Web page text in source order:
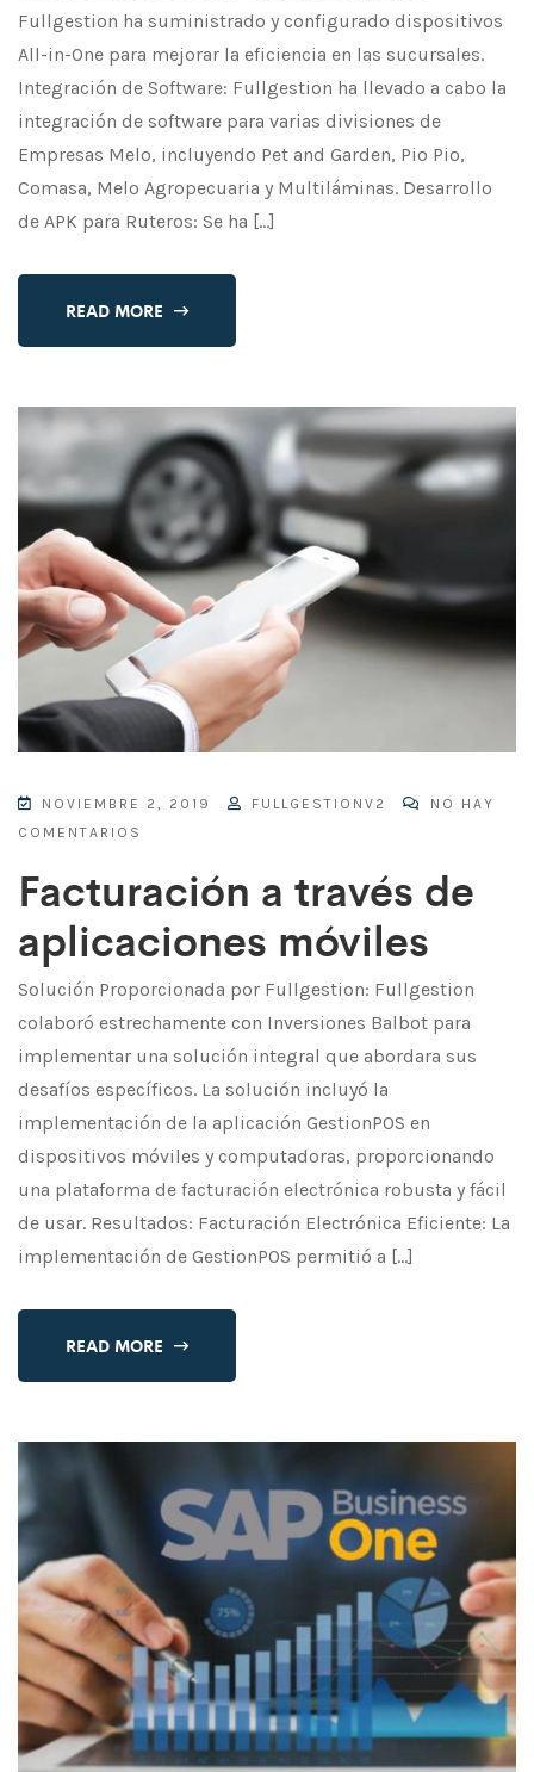
Fullgestion ha suministrado y configurado dispositivos
All-in-One para mejorar la eficiencia en las sucursales.
Integración de Software: Fullgestion ha llevado a cabo la
integración de software para varias divisiones de
Empresas Melo, incluyendo Pet and Garden, Pio Pio,
Comasa, Melo Agropecuaria y Multiláminas. Desarrollo
de APK para Ruteros: Se ha […]
READ MORE
NOVIEMBRE 2, 2019 FULLGESTIONV2
NO HAY
COMENTARIOS
Facturación a través de
aplicaciones móviles
Solución Proporcionada por Fullgestion: Fullgestion
colaboró estrechamente con Inversiones Balbot para
implementar una solución integral que abordara sus
desafíos específicos. La solución incluyó la
implementación de la aplicación GestionPOS en
dispositivos móviles y computadoras, proporcionando
una plataforma de facturación electrónica robusta y fácil
de usar. Resultados: Facturación Electrónica Eficiente: La
implementación de GestionPOS permitió a […]
READ MORE